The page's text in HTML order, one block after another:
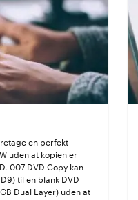
en perfekt
uden at kopien er
007 DVD Copy kan
til en blank DVD
Dual Layer) uden at